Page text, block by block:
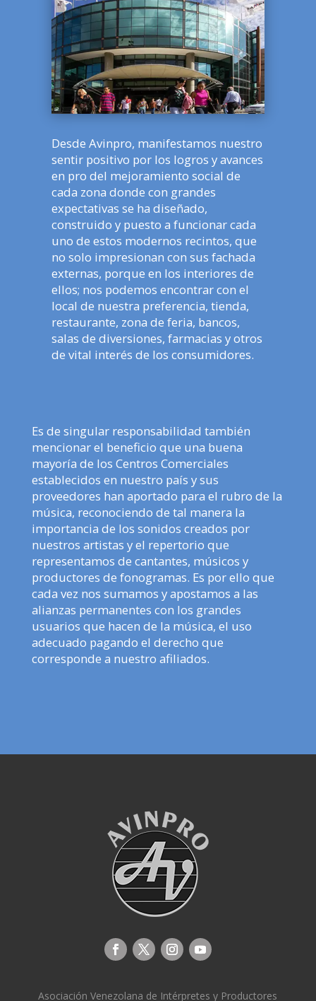
Desde Avinpro, manifestamos nuestro
sentir positivo por los logros y avances
en pro del mejoramiento social de
cada zona donde con grandes
expectativas se ha diseñado,
construido y puesto a funcionar cada
uno de estos modernos recintos, que
no solo impresionan con sus fachada
externas, porque en los interiores de
ellos; nos podemos encontrar con el
local de nuestra preferencia, tienda,
restaurante, zona de feria, bancos,
salas de diversiones, farmacias y otros
de vital interés de los consumidores.
Es de singular responsabilidad también
mencionar el beneficio que una buena
mayoría de los Centros Comerciales
establecidos en nuestro país y sus
proveedores han aportado para el rubro de la
música, reconociendo de tal manera la
importancia de los sonidos creados por
nuestros artistas y el repertorio que
representamos de cantantes, músicos y
productores de fonogramas. Es por ello que
cada vez nos sumamos y apostamos a las
alianzas permanentes con los grandes
usuarios que hacen de la música, el uso
adecuado pagando el derecho que
corresponde a nuestro afiliados.
Asociación Venezolana de Intérpretes y Productores